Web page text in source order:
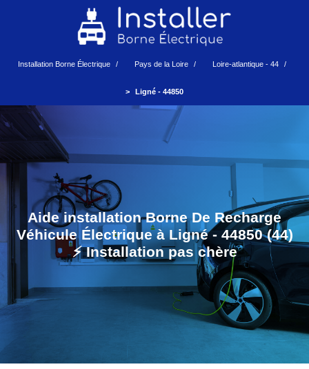
Installation Borne Électrique Pays de la Loire Loire-atlantique - 44
Ligné - 44850
Aide installation Borne De Recharge
Véhicule Électrique à Ligné - 44850 (44)
⚡️ Installation pas chère